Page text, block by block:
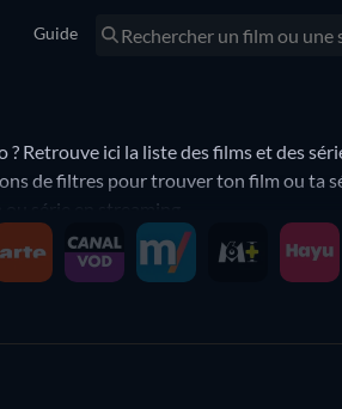
Guide
ici la liste des films et des
de filtres pour trouver ton film ou ta
série en streaming.